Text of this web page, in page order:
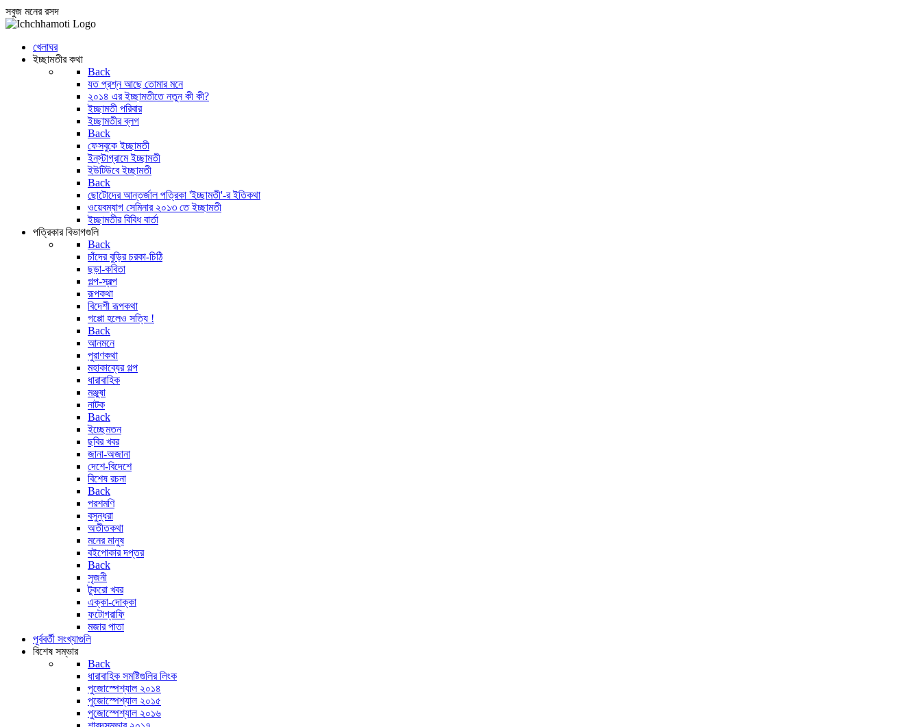
সবুজ মনের রসদ
খেলাঘর
ইচ্ছামতীর কথা
Back
যত প্রশ্ন আছে তোমার মনে
২০১৪ এর ইচ্ছামতীতে নতুন কী কী?
ইচ্ছামতী পরিবার
ইচ্ছামতীর ব্লগ
Back
ফেসবুকে ইচ্ছামতী
ইন্‌স্টাগ্রামে ইচ্ছামতী
ইউটিউবে ইচ্ছামতী
Back
ছোটোদের আন্তর্জাল পত্রিকা 'ইচ্ছামতী'-র ইতিকথা
ওয়েবম্যাগ সেমিনার ২০১৩ তে ইচ্ছামতী
ইচ্ছামতীর বিবিধ বার্তা
পত্রিকার বিভাগগুলি
Back
চাঁদের বুড়ির চরকা-চিঠি
ছড়া-কবিতা
গল্প-স্বল্প
রূপকথা
বিদেশী রূপকথা
গপ্পো হলেও সত্যি !
Back
আনমনে
পুরাণকথা
মহাকাব্যের গল্প
ধারাবাহিক
মঞ্জুষা
নাটক
Back
ইচ্ছেমতন
ছবির খবর
জানা-অজানা
দেশে-বিদেশে
বিশেষ রচনা
Back
পরশমণি
বসুন্ধরা
অতীতকথা
মনের মানুষ
বইপোকার দপ্তর
Back
সৃজনী
টুকরো খবর
এক্কা-দোক্কা
ফটোগ্রাফি
মজার পাতা
পূর্ববর্তী সংখ্যাগুলি
বিশেষ সম্ভার
Back
ধারাবাহিক সমষ্টিগুলির লিংক
পুজোস্পেশ্যাল ২০১৪
পুজোস্পেশ্যাল ২০১৫
পুজোস্পেশ্যাল ২০১৬